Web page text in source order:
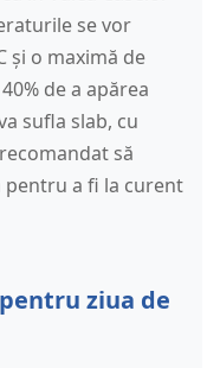
se vor
și o maximă de
de a apărea
sufla slab, cu
să
a fi la curent
ziua de